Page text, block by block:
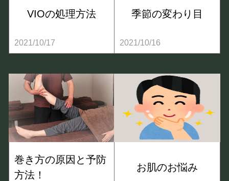
VIOの処理方法
2021/10/17
季節の変わり目
2021/10/16
巻き方の原因と予防
方法！
お肌のお悩み